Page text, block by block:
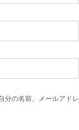
分の名前、メールアドレ